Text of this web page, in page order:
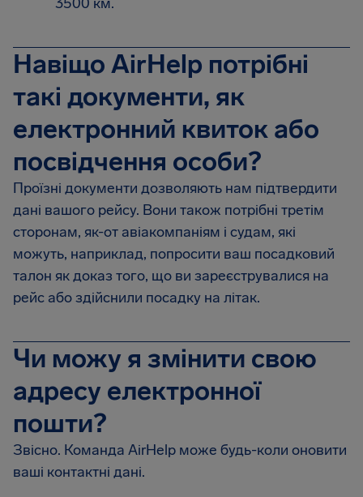
Навіщо AirHelp потрібні
такі документи, як
електронний квиток або
посвідчення особи?
Проїзні документи дозволяють нам підтвердити
дані вашого рейсу. Вони також потрібні третім
сторонам, як-от авіакомпаніям і судам, які
можуть, наприклад, попросити ваш посадковий
талон як доказ того, що ви зареєструвалися на
рейс або здійснили посадку на літак.
Чи можу я змінити свою
адресу електронної
пошти?
Звісно. Команда AirHelp може будь-коли оновити
ваші контактні дані.